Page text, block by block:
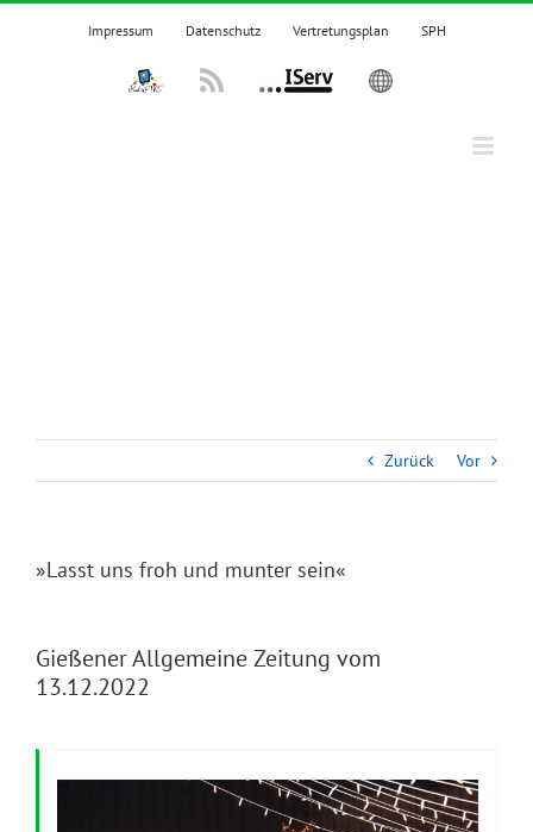
Zum
Impressum Datenschutz Vertretungsplan SPH
IPadsTKSRss IServ English
Zurück Vor
»Lasst uns froh und munter sein«
Gießener Allgemeine Zeitung vom
13.12.2022